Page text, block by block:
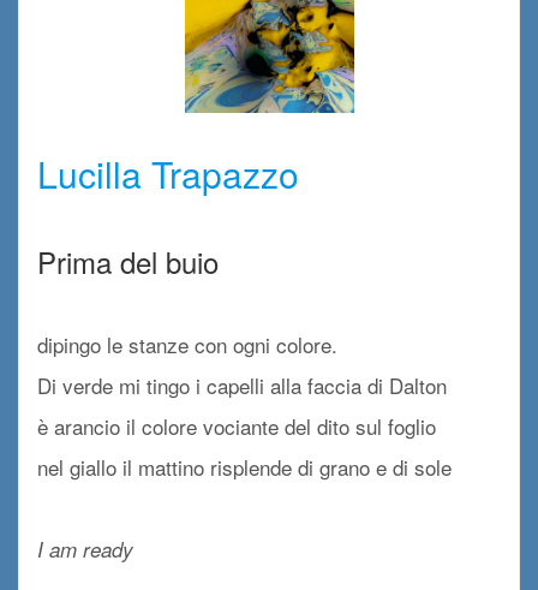
Lucilla Trapazzo
Prima del buio
dipingo le stanze con ogni colore.
Di verde mi tingo i capelli alla faccia di Dalton
è arancio il colore vociante del dito sul foglio
nel giallo il mattino risplende di grano e di sole
I am ready